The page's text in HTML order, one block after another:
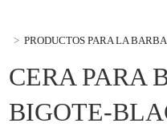
CERA PARA
BIGOTE-
> PRODUCTOS PARA LA BARBA